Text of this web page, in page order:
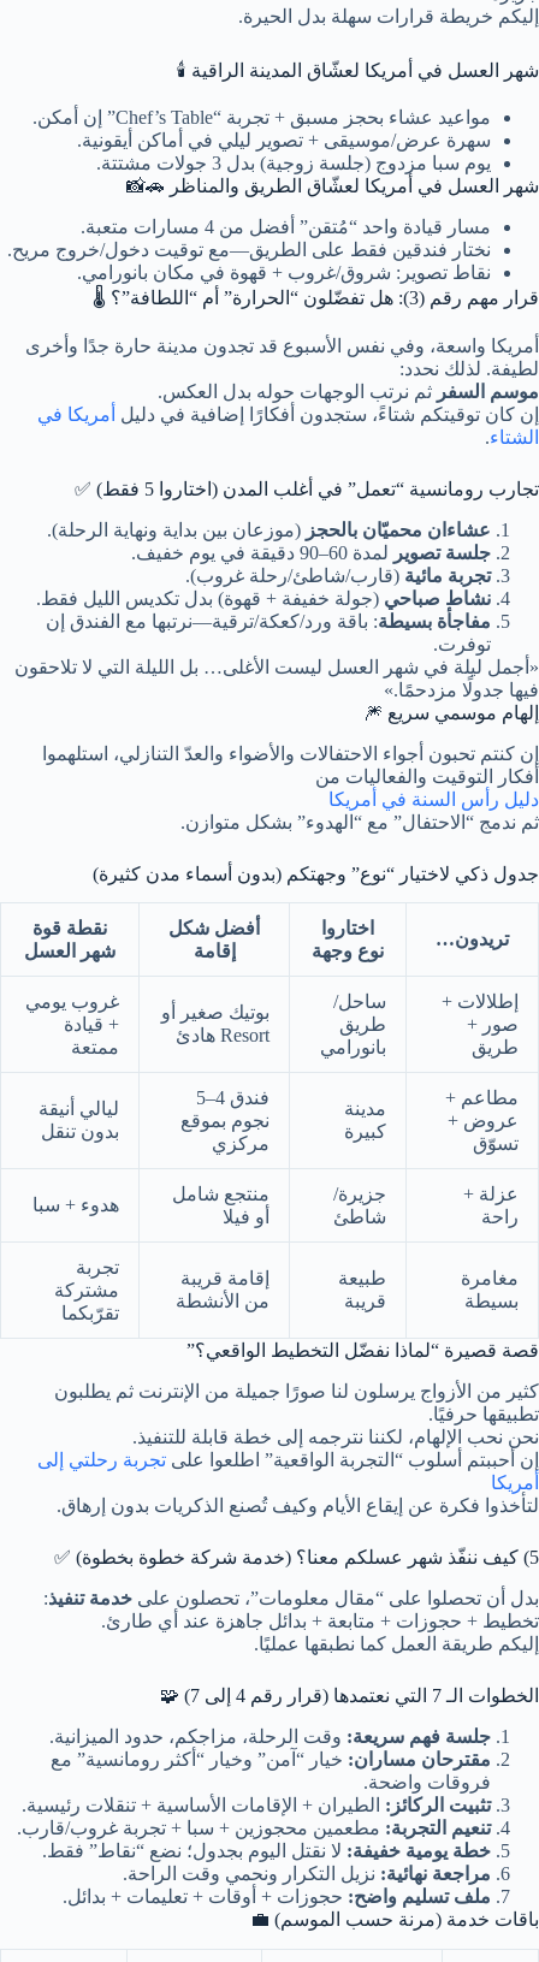
إليكم خريطة قرارات سهلة بدل الحيرة.
شهر العسل في أمريكا لعشّاق المدينة الراقية 🕯️
مواعيد عشاء بحجز مسبق + تجربة “Chef’s Table” إن أمكن.
سهرة عرض/موسيقى + تصوير ليلي في أماكن أيقونية.
يوم سبا مزدوج (جلسة زوجية) بدل 3 جولات مشتتة.
شهر العسل في أمريكا لعشّاق الطريق والمناظر 🚗📸
مسار قيادة واحد “مُتقن” أفضل من 4 مسارات متعبة.
نختار فندقين فقط على الطريق—مع توقيت دخول/خروج مريح.
نقاط تصوير: شروق/غروب + قهوة في مكان بانورامي.
قرار مهم رقم (3): هل تفضّلون “الحرارة” أم “اللطافة”؟ 🌡️
أمريكا واسعة، وفي نفس الأسبوع قد تجدون مدينة حارة جدًا وأخرى
لطيفة. لذلك نحدد:
موسم السفر ثم نرتب الوجهات حوله بدل العكس.
إن كان توقيتكم شتاءً، ستجدون أفكارًا إضافية في دليل أمريكا في
الشتاء.
تجارب رومانسية “تعمل” في أغلب المدن (اختاروا 5 فقط) ✅
عشاءان محميّان بالحجز (موزعان بين بداية ونهاية الرحلة).
جلسة تصوير لمدة 60–90 دقيقة في يوم خفيف.
تجربة مائية (قارب/شاطئ/رحلة غروب).
نشاط صباحي (جولة خفيفة + قهوة) بدل تكديس الليل فقط.
مفاجأة بسيطة: باقة ورد/كعكة/ترقية—نرتبها مع الفندق إن
توفرت.
«أجمل ليلة في شهر العسل ليست الأغلى… بل الليلة التي لا تلاحقون
فيها جدولًا مزدحمًا.»
إلهام موسمي سريع 🎆
إن كنتم تحبون أجواء الاحتفالات والأضواء والعدّ التنازلي، استلهموا
أفكار التوقيت والفعاليات من
دليل رأس السنة في أمريكا
ثم ندمج “الاحتفال” مع “الهدوء” بشكل متوازن.
جدول ذكي لاختيار “نوع” وجهتكم (بدون أسماء مدن كثيرة)
تريدون…
اختاروا
نوع وجهة
أفضل شكل
إقامة
نقطة قوة
شهر العسل
إطلالات +
صور +
طريق
ساحل/
طريق
بانورامي
بوتيك صغير أو
Resort هادئ
غروب يومي
+ قيادة
ممتعة
مطاعم +
عروض +
تسوّق
مدينة
كبيرة
فندق 4–5
نجوم بموقع
مركزي
ليالي أنيقة
بدون تنقل
عزلة +
راحة
جزيرة/
شاطئ
منتجع شامل
أو فيلا
هدوء + سبا
مغامرة
بسيطة
طبيعة
قريبة
إقامة قريبة
من الأنشطة
تجربة
مشتركة
تقرّبكما
قصة قصيرة “لماذا نفضّل التخطيط الواقعي؟”
كثير من الأزواج يرسلون لنا صورًا جميلة من الإنترنت ثم يطلبون
تطبيقها حرفيًا.
نحن نحب الإلهام، لكننا نترجمه إلى خطة قابلة للتنفيذ.
إن أحببتم أسلوب “التجربة الواقعية” اطلعوا على تجربة رحلتي إلى
أمريكا
لتأخذوا فكرة عن إيقاع الأيام وكيف تُصنع الذكريات بدون إرهاق.
5) كيف ننفّذ شهر عسلكم معنا؟ (خدمة شركة خطوة بخطوة) ✅
بدل أن تحصلوا على “مقال معلومات”، تحصلون على خدمة تنفيذ:
تخطيط + حجوزات + متابعة + بدائل جاهزة عند أي طارئ.
إليكم طريقة العمل كما نطبقها عمليًا.
الخطوات الـ 7 التي نعتمدها (قرار رقم 4 إلى 7) 🧩
جلسة فهم سريعة: وقت الرحلة، مزاجكم، حدود الميزانية.
مقترحان مساران: خيار “آمن” وخيار “أكثر رومانسية” مع
فروقات واضحة.
تثبيت الركائز: الطيران + الإقامات الأساسية + تنقلات رئيسية.
تنعيم التجربة: مطعمين محجوزين + سبا + تجربة غروب/قارب.
خطة يومية خفيفة: لا نقتل اليوم بجدول؛ نضع “نقاط” فقط.
مراجعة نهائية: نزيل التكرار ونحمي وقت الراحة.
ملف تسليم واضح: حجوزات + أوقات + تعليمات + بدائل.
باقات خدمة (مرنة حسب الموسم) 💼